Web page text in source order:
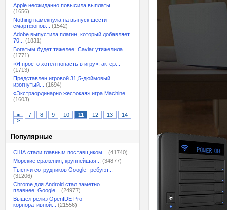
Apple неожиданно повысила выплаты...
(1656)
Nothing намекнула на выпуск шести
смартфонов...
(1542)
Adobe выпустила плагин, который добавляет
70...
(1831)
Богатым будет тяжелее: Caviar утяжелила...
(1771)
«Я просто хотел попасть в игру»: актёр...
(1713)
Представлен игровой 31,5-дюймовый
изогнутый...
(1694)
«Экстраординарно жестокая» игра Machine...
(1603)
< 7 8 9 10 11 12 13
14
>
Популярные
США стали главным поставщиком...
(41740)
Морские сражения, крупнейшая...
(34877)
Тысячи сотрудников Google требуют...
(31206)
Chrome для Android стал заметно
плавнее: Google...
(24977)
Вышел релиз OpenIDE Pro —
корпоративной...
(21556)